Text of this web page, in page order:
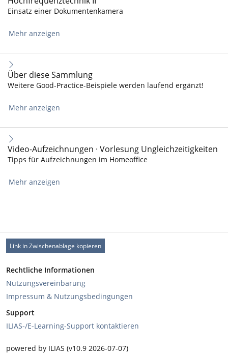
Einsatz einer Dokumentenkamera
Mehr anzeigen
Über diese Sammlung
Weitere Good-Practice-Beispiele werden laufend ergänzt!
Mehr anzeigen
Video-Aufzeichnungen · Vorlesung Ungleichzeitigkeiten
Tipps für Aufzeichnungen im Homeoffice
Mehr anzeigen
Link in Zwischenablage kopieren
Rechtliche Informationen
Nutzungsvereinbarung
Impressum & Nutzungsbedingungen
Support
ILIAS-/E-Learning-Support kontaktieren
powered by ILIAS (v10.9 2026-07-07)